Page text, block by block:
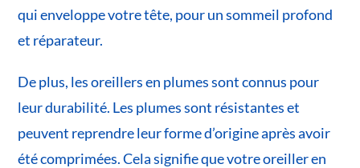
qui enveloppe votre tête, pour un sommeil profond
et réparateur.
De plus, les oreillers en plumes sont connus pour
leur durabilité. Les plumes sont résistantes et
peuvent reprendre leur forme d’origine après avoir
été comprimées. Cela signifie que votre oreiller en